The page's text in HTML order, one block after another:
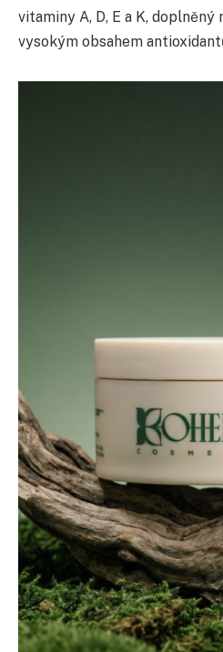
vitaminy A, D, E a K,
vysokým obsahem